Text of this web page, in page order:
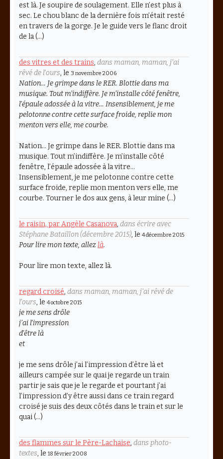
est là. Je soupire de soulagement. Elle n’est plus à
sec. Le chou blanc de la dernière fois m’était resté
en travers de la gorge. Je le guide vers le flanc droit
de la (…)
des vitres et des trains, dans maman, maman, j’ai
rêvé de l’ours, le 3 novembre 2006
Nation… Je grimpe dans le RER. Blottie dans ma
musique. Tout m’indiffère. Je m’installe côté fenêtre,
l’épaule adossée à la vitre… Insensiblement, je me
pelotonne contre cette surface froide, replie mon
menton vers elle, me courbe.
Nation… Je grimpe dans le RER. Blottie dans ma
musique. Tout m’indiffère. Je m’installe côté
fenêtre, l’épaule adossée à la vitre…
Insensiblement, je me pelotonne contre cette
surface froide, replie mon menton vers elle, me
courbe. Tourner le dos aux gens, à leur mine (…)
le raisin, par Angèle Casanova, dans écrire avec
Stéphane Bataillon (décembre 2015), le 4 décembre 2015
Pour lire mon texte, allezlà.
Pour lire mon texte, allez là.
regard croisé, dans maman, maman, j’ai rêvé de
l’ours, le 4 octobre 2015
je me sens drôle
j’ai l’impression
d’être là
et
je me sens drôle j’ai l’impression d’être là et
ailleurs campée sur le quai je regarde un train
partir je sais que je le regarde et pourtant j’ai
l’impression d’y être aussi dans ce train regard
croisé je suis des deux côtés dans le train et sur le
quai (…)
des flammes sur le Père-Lachaise, dans photo-
textes, le 18 février 2008